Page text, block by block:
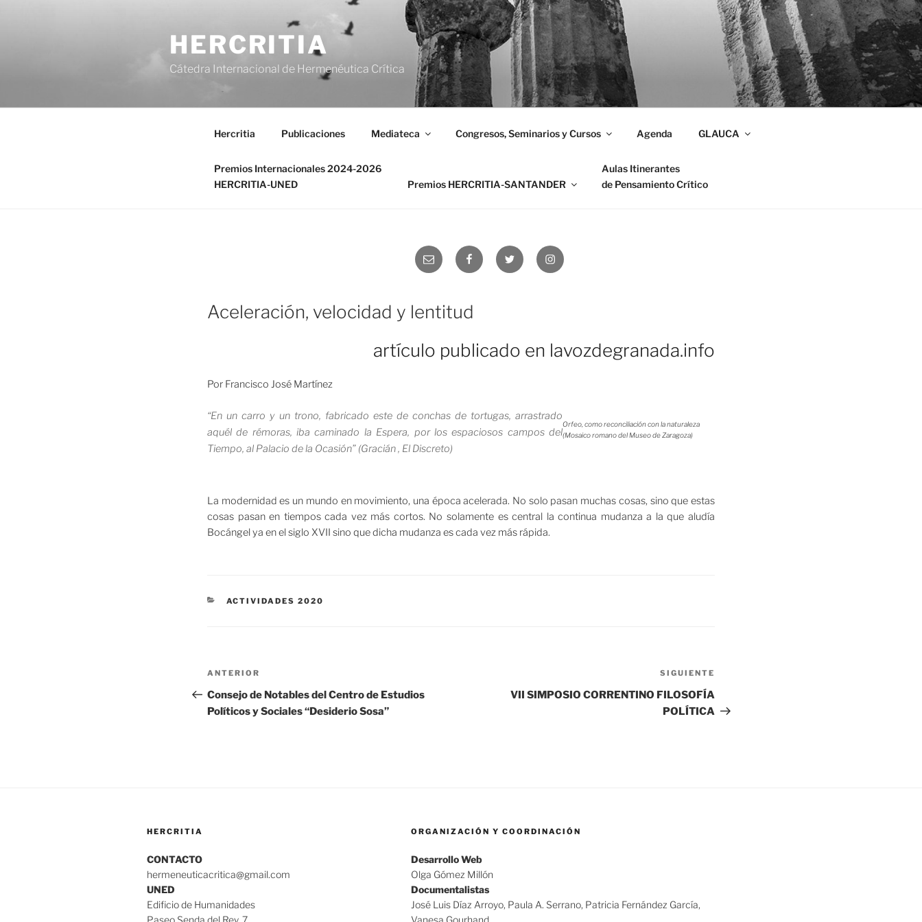
HERCRITIA
Cátedra Internacional de Hermenéutica Crítica
Hercritia Publicaciones Mediateca Congresos, Seminarios y Cursos Agenda GLAUCA
Premios Internacionales 2024-2026
HERCRITIA-UNED
Premios HERCRITIA-SANTANDER
Aulas Itinerantes
de Pensamiento Crítico
Aceleración, velocidad y lentitud
artículo publicado en lavozdegranada.info
Por Francisco José Martínez
Orfeo, como reconciliación con la naturaleza
(Mosaico romano del Museo de Zaragoza)
“En un carro y un trono, fabricado este de conchas de tortugas, arrastrado
aquél de rémoras, iba caminado la Espera, por los espaciosos campos del
Tiempo, al Palacio de la Ocasión” (Gracián , El Discreto)
La modernidad es un mundo en movimiento, una época acelerada. No solo pasan muchas cosas, sino que estas
cosas pasan en tiempos cada vez más cortos. No solamente es central la continua mudanza a la que aludía
Bocángel ya en el siglo XVII sino que dicha mudanza es cada vez más rápida.
CATEGORÍAS
ACTIVIDADES 2020
Navegación
de
entradas
Entrada
anterior:
ANTERIOR
Consejo de Notables del Centro de Estudios
Políticos y Sociales “Desiderio Sosa”
SIGUIENTE
VII SIMPOSIO CORRENTINO FILOSOFÍA
POLÍTICA
HERCRITIA
CONTACTO
hermeneuticacritica@gmail.com
UNED
Edificio de Humanidades
ORGANIZACIÓN Y COORDINACIÓN
Desarrollo Web
Olga Gómez Millón
Documentalistas
José Luis Díaz Arroyo, Paula A. Serrano, Patricia Fernández García,
Correo
electrónico
FacebookTwitter Instagram